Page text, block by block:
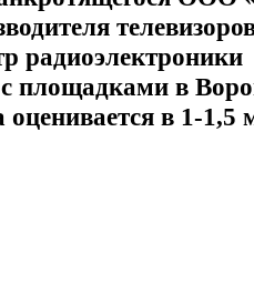
радиоэлектроники
площадками в
оценивается в 1-1,5